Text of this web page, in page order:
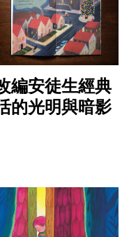
編安徒生經典
的光明與暗影